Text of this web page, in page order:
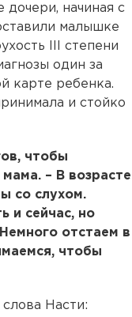
дочери, начиная с
малышке
III степени
один за
карте ребенка.
и стойко
чтобы
– В возрасте
со слухом.
и сейчас, но
отстаем в
чтобы
Насти: